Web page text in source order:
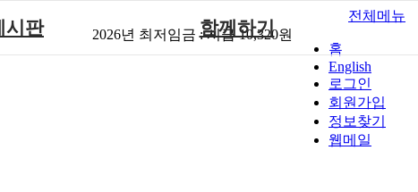
홈
English
로그인
회원가입
정보찾기
웹메일
2026년 최저임금 :시급 10,320원
시판 함께하기
전체메뉴